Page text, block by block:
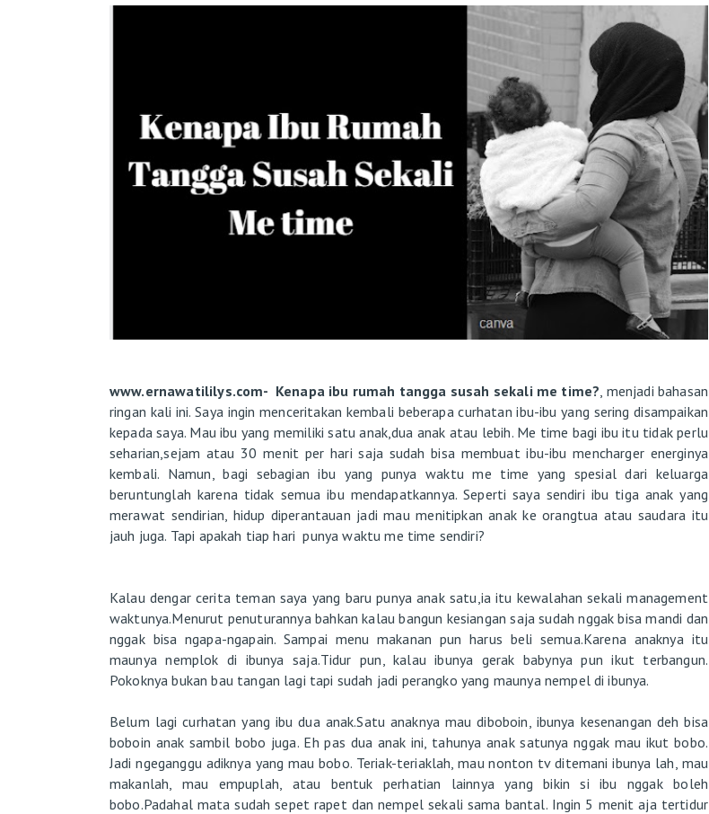
www.ernawatililys.com- Kenapa ibu rumah tangga susah sekali me time? , menjadi bahasan
ringan kali ini. Saya ingin menceritakan kembali beberapa curhatan ibu-ibu yang sering disampaikan
kepada saya. Mau ibu yang memiliki satu anak,dua anak atau lebih. Me time bagi ibu itu tidak perlu
seharian,sejam atau 30 menit per hari saja sudah bisa membuat ibu-ibu mencharger energinya
kembali. Namun, bagi sebagian ibu yang punya waktu me time yang spesial dari keluarga
beruntunglah karena tidak semua ibu mendapatkannya. Seperti saya sendiri ibu tiga anak yang
merawat sendirian, hidup diperantauan jadi mau menitipkan anak ke orangtua atau saudara itu
jauh juga. Tapi apakah tiap hari punya waktu me time sendiri?
Kalau dengar cerita teman saya yang baru punya anak satu,ia itu kewalahan sekali management
waktunya.Menurut penuturannya bahkan kalau bangun kesiangan saja sudah nggak bisa mandi dan
nggak bisa ngapa-ngapain. Sampai menu makanan pun harus beli semua.Karena anaknya itu
maunya nemplok di ibunya saja.Tidur pun, kalau ibunya gerak babynya pun ikut terbangun.
Pokoknya bukan bau tangan lagi tapi sudah jadi perangko yang maunya nempel di ibunya.
Belum lagi curhatan yang ibu dua anak.Satu anaknya mau diboboin, ibunya kesenangan deh bisa
boboin anak sambil bobo juga. Eh pas dua anak ini, tahunya anak satunya nggak mau ikut bobo.
Jadi ngeganggu adiknya yang mau bobo. Teriak-teriaklah, mau nonton tv ditemani ibunya lah, mau
makanlah, mau empuplah, atau bentuk perhatian lainnya yang bikin si ibu nggak boleh
bobo.Padahal mata sudah sepet rapet dan nempel sekali sama bantal. Ingin 5 menit aja tertidur